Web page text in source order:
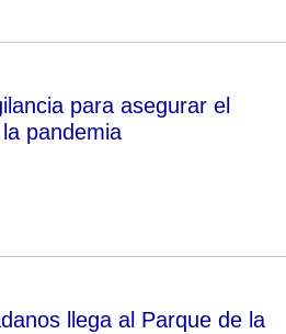
para asegurar el
pandemia
llega al Parque de la